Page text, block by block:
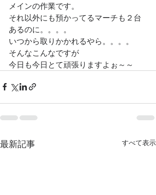
メインの作業です。
それ以外にも預かってるマーチも２台
あるのに。。。。
いつから取りかかれるやら。。。。
そんなこんなですが
今日も今日とて頑張りますよぉ～～
最新記事 すべて表示